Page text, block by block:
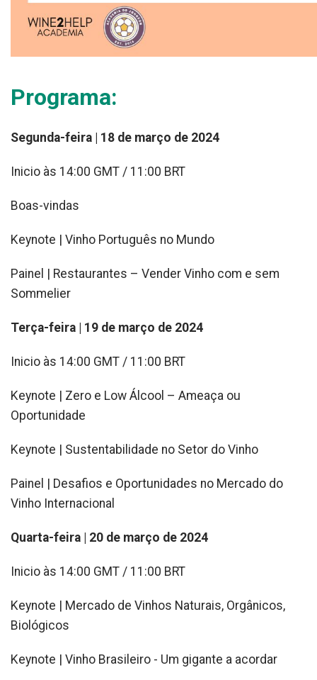
Programa:
Segunda-feira | 18 de março de 2024
Inicio às 14:00 GMT / 11:00 BRT
Boas-vindas
Keynote | Vinho Português no Mundo
Painel | Restaurantes – Vender Vinho com e sem
Sommelier
Terça-feira | 19 de março de 2024
Inicio às 14:00 GMT / 11:00 BRT
Keynote | Zero e Low Álcool – Ameaça ou
Oportunidade
Keynote | Sustentabilidade no Setor do Vinho
Painel | Desafios e Oportunidades no Mercado do
Vinho Internacional
Quarta-feira | 20 de março de 2024
Inicio às 14:00 GMT / 11:00 BRT
Keynote | Mercado de Vinhos Naturais, Orgânicos,
Biológicos
Keynote | Vinho Brasileiro - Um gigante a acordar